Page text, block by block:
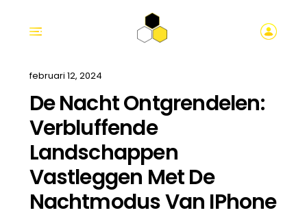
februari 12, 2024
De Nacht Ontgrendelen:
Verbluffende
Landschappen
Vastleggen Met De
Nachtmodus Van IPhone